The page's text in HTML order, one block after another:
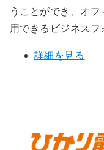
うことができ、オ
用できるビジネスフ
詳細を見る